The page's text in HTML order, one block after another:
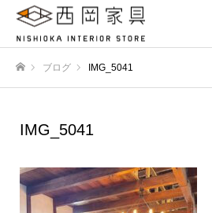
ブログ IMG_5041
IMG_5041